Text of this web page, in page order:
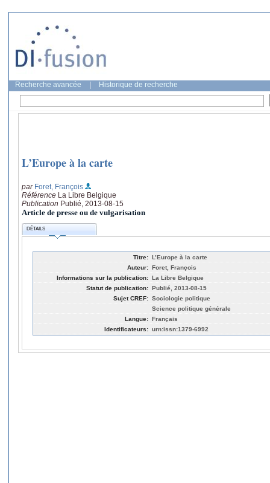
Recherche avancée Historique de recherche
L’Europe à la carte
par Foret, François
Référence La Libre Belgique
Publication Publié, 2013-08-15
Article de presse ou de vulgarisation
DÉTAILS
Titre: L’Europe à la carte
Auteur: Foret, François
Informations sur la publication: La Libre Belgique
Statut de publication: Publié, 2013-08-15
Sujet CREF: Sociologie politique
Science politique générale
Langue: Français
Identificateurs: urn:issn:1379-6992